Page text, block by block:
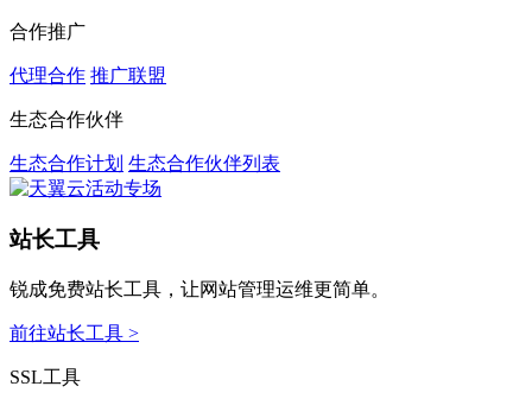
合作推广
代理合作 推广联盟
生态合作伙伴
生态合作计划 生态合作伙伴列表
站长工具
锐成免费站长工具，让网站管理运维更简单。
前往站长工具 >
SSL工具